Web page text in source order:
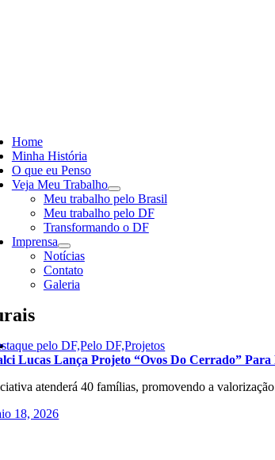
Home
Minha História
O que eu Penso
Veja Meu Trabalho
Meu trabalho pelo Brasil
Meu trabalho pelo DF
Transformando o DF
Imprensa
Notícias
Contato
Galeria
pelo DF,Pelo DF,Projetos
Lucas Lança Projeto “Ovos Do Cerrado”
atenderá 40 famílias, promovendo a
18, 2026